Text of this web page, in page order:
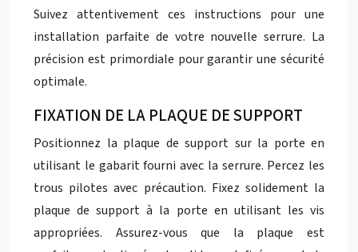
Suivez attentivement ces instructions pour une
installation parfaite de votre nouvelle serrure. La
précision est primordiale pour garantir une sécurité
optimale.
FIXATION DE LA PLAQUE DE SUPPORT
Positionnez la plaque de support sur la porte en
utilisant le gabarit fourni avec la serrure. Percez les
trous pilotes avec précaution. Fixez solidement la
plaque de support à la porte en utilisant les vis
appropriées. Assurez-vous que la plaque est